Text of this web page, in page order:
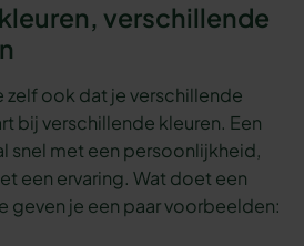
verschillende
zelf ook dat je verschillende
bij verschillende kleuren. Een
snel met een persoonlijkheid,
een ervaring. Wat doet een
geven je een paar voorbeelden: